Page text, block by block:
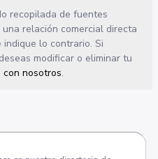
recopilada de fuentes
relación comercial directa
lo contrario. Si
modificar o eliminar tu
nosotros.